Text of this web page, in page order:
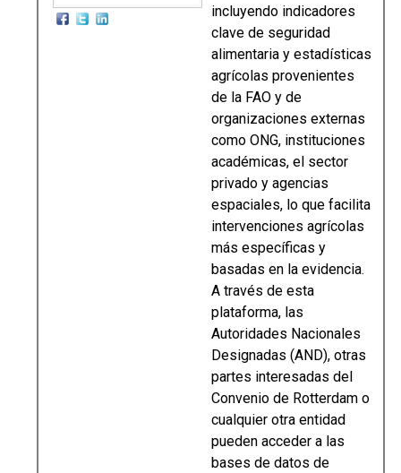
incluyendo indicadores
clave de seguridad
alimentaria y estadísticas
agrícolas provenientes
de la FAO y de
organizaciones externas
como ONG, instituciones
académicas, el sector
privado y agencias
espaciales, lo que facilita
intervenciones agrícolas
más específicas y
basadas en la evidencia.
A través de esta
plataforma, las
Autoridades Nacionales
Designadas (AND), otras
partes interesadas del
Convenio de Rotterdam o
cualquier otra entidad
pueden acceder a las
bases de datos de